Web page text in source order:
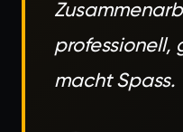
professionell,
macht Spass.